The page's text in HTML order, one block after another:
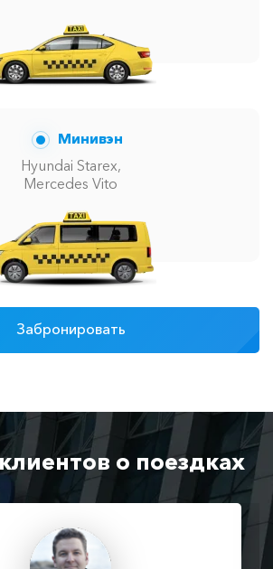
Минивэн
Hyundai Starex,
Mercedes Vito
Забронировать
о поездках